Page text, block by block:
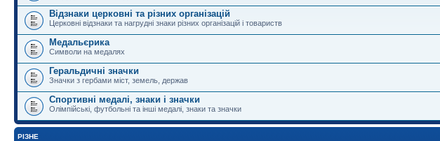
Відзнаки церковні та різних організацій
Церковні відзнаки та нагрудні знаки різних організацій і товариств
Медальєрика
Символи на медалях
Геральдичні значки
Значки з гербами міст, земель, держав
Спортивні медалі, знаки і значки
Олімпійські, футбольні та інші медалі, знаки та значки
РІЗНЕ